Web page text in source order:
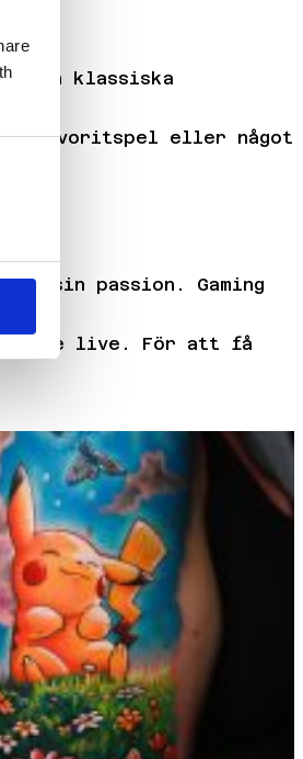
från klassiska
favoritspel eller något
sin passion. Gaming
live. För att få